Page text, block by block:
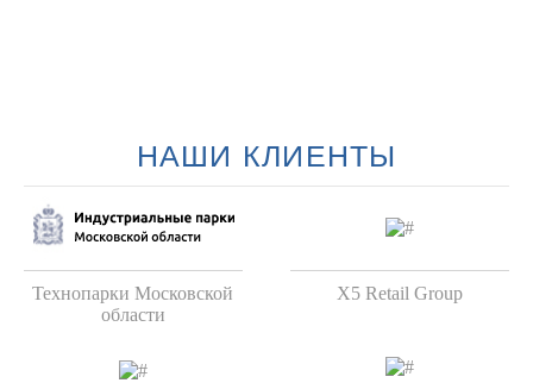
НАШИ КЛИЕНТЫ
Технопарки Московской
области
X5 Retail Group